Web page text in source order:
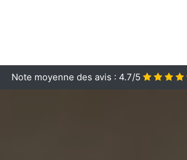
Note moyenne des avis : 4.7/5